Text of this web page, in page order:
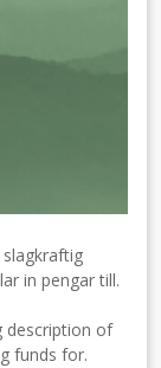
in pengar till.
description of
funds for.